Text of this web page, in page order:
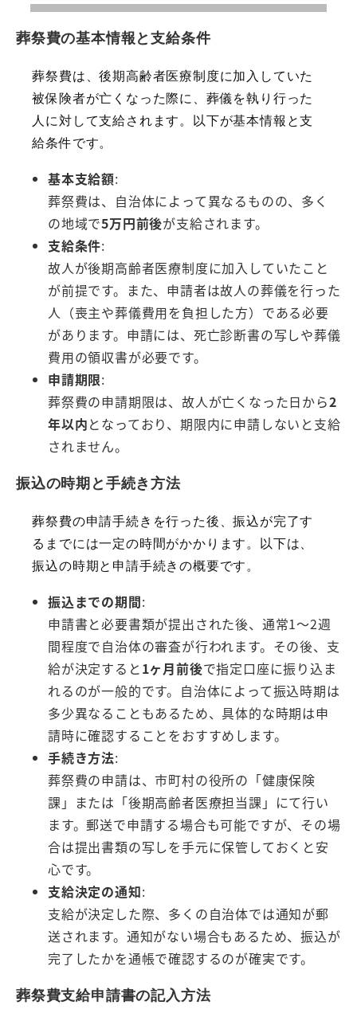
葬祭費の基本情報と支給条件
葬祭費は、後期高齢者医療制度に加入していた
被保険者が亡くなった際に、葬儀を執り行った
人に対して支給されます。以下が基本情報と支
給条件です。
基本支給額:
葬祭費は、自治体によって異なるものの、多く
の地域で5万円前後が支給されます。
支給条件:
故人が後期高齢者医療制度に加入していたこと
が前提です。また、申請者は故人の葬儀を行った
人（喪主や葬儀費用を負担した方）である必要
があります。申請には、死亡診断書の写しや葬儀
費用の領収書が必要です。
申請期限:
葬祭費の申請期限は、故人が亡くなった日から2
年以内となっており、期限内に申請しないと支給
されません。
振込の時期と手続き方法
葬祭費の申請手続きを行った後、振込が完了す
るまでには一定の時間がかかります。以下は、
振込の時期と申請手続きの概要です。
振込までの期間:
申請書と必要書類が提出された後、通常1～2週
間程度で自治体の審査が行われます。その後、支
給が決定すると 1ヶ月前後で指定口座に振り込ま
れるのが一般的です。自治体によって振込時期は
多少異なることもあるため、具体的な時期は申
請時に確認することをおすすめします。
手続き方法:
葬祭費の申請は、市町村の役所の「健康保険
課」または「後期高齢者医療担当課」にて行い
ます。郵送で申請する場合も可能ですが、その場
合は提出書類の写しを手元に保管しておくと安
心です。
支給決定の通知:
支給が決定した際、多くの自治体では通知が郵
送されます。通知がない場合もあるため、振込が
完了したかを通帳で確認するのが確実です。
葬祭費支給申請書の記入方法